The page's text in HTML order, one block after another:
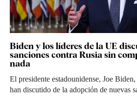
Biden y los líderes de la UE
sanciones contra Rusia sin
nada
El presidente estadounidense, Joe
han discutido de la adopción de nuevas